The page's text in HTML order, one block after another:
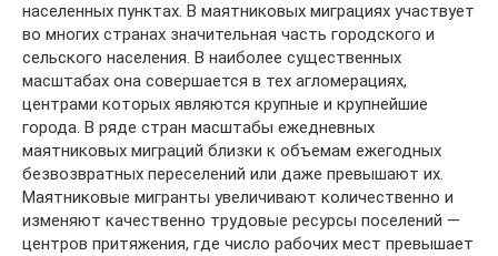
населенных пунктах. В маятниковых миграциях участвует
во многих странах значительная часть городского и
сельского населения. В наиболее существенных
масштабах она совершается в тех агломерациях,
центрами которых являются крупные и крупнейшие
города. В ряде стран масштабы ежедневных
маятниковых миграций близки к объемам ежегодных
безвозвратных переселений или даже превышают их.
Маятниковые мигранты увеличивают количественно и
изменяют качественно трудовые ресурсы поселений —
центров притяжения, где число рабочих мест превышает